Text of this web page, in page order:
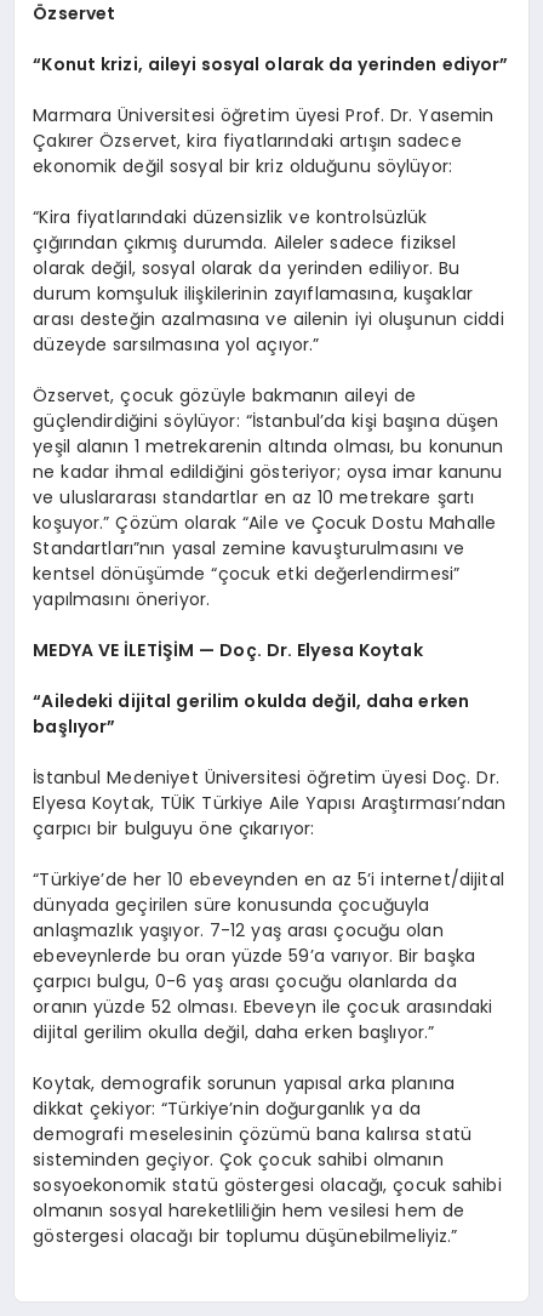
Özservet
“Konut krizi, aileyi sosyal olarak da yerinden ediyor”
Marmara Üniversitesi öğretim üyesi Prof. Dr. Yasemin
Çakırer Özservet, kira fiyatlarındaki artışın sadece
ekonomik değil sosyal bir kriz olduğunu söylüyor:
“Kira fiyatlarındaki düzensizlik ve kontrolsüzlük
çığırından çıkmış durumda. Aileler sadece fiziksel
olarak değil, sosyal olarak da yerinden ediliyor. Bu
durum komşuluk ilişkilerinin zayıflamasına, kuşaklar
arası desteğin azalmasına ve ailenin iyi oluşunun ciddi
düzeyde sarsılmasına yol açıyor.”
Özservet, çocuk gözüyle bakmanın aileyi de
güçlendirdiğini söylüyor: “İstanbul’da kişi başına düşen
yeşil alanın 1 metrekarenin altında olması, bu konunun
ne kadar ihmal edildiğini gösteriyor; oysa imar kanunu
ve uluslararası standartlar en az 10 metrekare şartı
koşuyor.” Çözüm olarak “Aile ve Çocuk Dostu Mahalle
Standartları”nın yasal zemine kavuşturulmasını ve
kentsel dönüşümde “çocuk etki değerlendirmesi”
yapılmasını öneriyor.
MEDYA VE İLETİŞİM — Doç. Dr. Elyesa Koytak
“Ailedeki dijital gerilim okulda değil, daha erken
başlıyor”
İstanbul Medeniyet Üniversitesi öğretim üyesi Doç. Dr.
Elyesa Koytak, TÜİK Türkiye Aile Yapısı Araştırması’ndan
çarpıcı bir bulguyu öne çıkarıyor:
“Türkiye’de her 10 ebeveynden en az 5’i internet/dijital
dünyada geçirilen süre konusunda çocuğuyla
anlaşmazlık yaşıyor. 7-12 yaş arası çocuğu olan
ebeveynlerde bu oran yüzde 59’a varıyor. Bir başka
çarpıcı bulgu, 0-6 yaş arası çocuğu olanlarda da
oranın yüzde 52 olması. Ebeveyn ile çocuk arasındaki
dijital gerilim okulla değil, daha erken başlıyor.”
Koytak, demografik sorunun yapısal arka planına
dikkat çekiyor: “Türkiye’nin doğurganlık ya da
demografi meselesinin çözümü bana kalırsa statü
sisteminden geçiyor. Çok çocuk sahibi olmanın
sosyoekonomik statü göstergesi olacağı, çocuk sahibi
olmanın sosyal hareketliliğin hem vesilesi hem de
göstergesi olacağı bir toplumu düşünebilmeliyiz.”